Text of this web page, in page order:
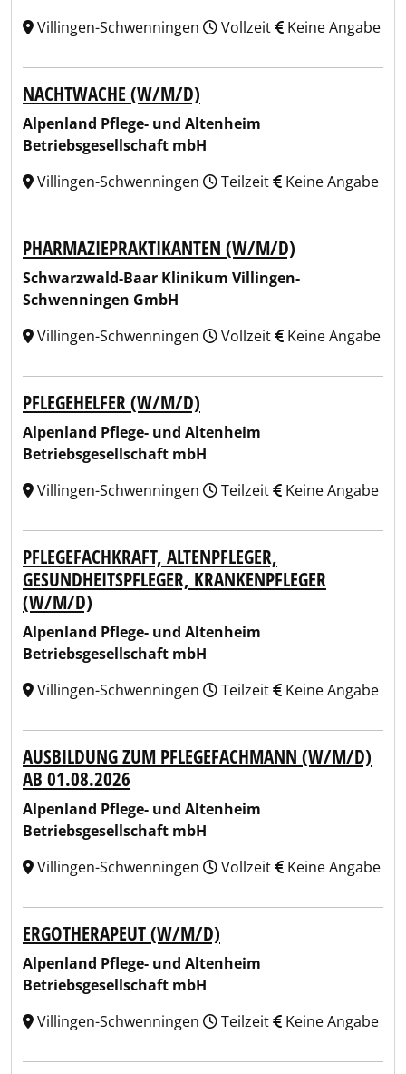
Villingen-Schwenningen
Vollzeit Keine Angabe
NACHTWACHE (W/M/D)
Alpenland Pflege- und Altenheim
Betriebsgesellschaft mbH
Villingen-Schwenningen
Teilzeit Keine Angabe
PHARMAZIEPRAKTIKANTEN (W/M/D)
Schwarzwald-Baar Klinikum Villingen-
Schwenningen GmbH
Villingen-Schwenningen
Vollzeit Keine Angabe
PFLEGEHELFER (W/M/D)
Alpenland Pflege- und Altenheim
Betriebsgesellschaft mbH
Villingen-Schwenningen
Teilzeit Keine Angabe
PFLEGEFACHKRAFT, ALTENPFLEGER,
GESUNDHEITSPFLEGER, KRANKENPFLEGER
(W/M/D)
Alpenland Pflege- und Altenheim
Betriebsgesellschaft mbH
Villingen-Schwenningen
Teilzeit Keine Angabe
AUSBILDUNG ZUM PFLEGEFACHMANN (W/M/D)
AB 01.08.2026
Alpenland Pflege- und Altenheim
Betriebsgesellschaft mbH
Villingen-Schwenningen
Vollzeit Keine Angabe
ERGOTHERAPEUT (W/M/D)
Alpenland Pflege- und Altenheim
Betriebsgesellschaft mbH
Villingen-Schwenningen
Teilzeit Keine Angabe